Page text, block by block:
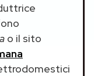
o il sito